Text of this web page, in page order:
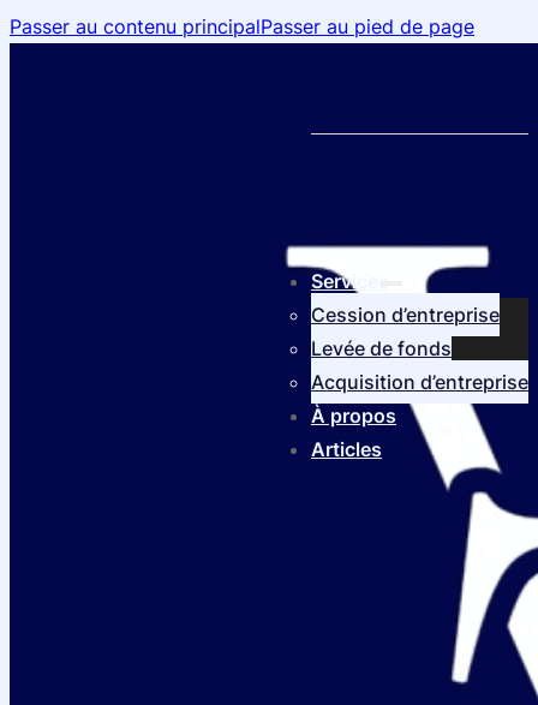
Passer au contenu principalPasser au pied de page
Services
Cession d’entreprise
Levée de fonds
Acquisition d’entreprise
À propos
Articles